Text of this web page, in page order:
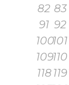
82 83
91 92
100101
109110
118 119